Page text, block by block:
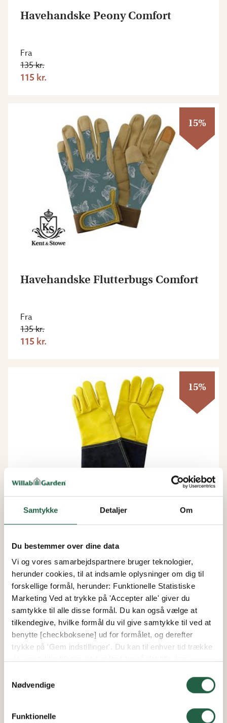
Samtykke Detaljer Om
Du bestemmer over dine data
Vi og vores samarbejdspartnere bruger teknologier,
herunder cookies, til at indsamle oplysninger om dig til
forskellige formål, herunder: Funktionelle Statistiske
Marketing Ved at trykke på 'Accepter alle' giver du
samtykke til alle disse formål. Du kan også vælge at
tilkendegive, hvilke formål du vil give samtykke til ved at
benytte [checkboksene] ud for formålet, og derefter
trykke på 'Gem indstillinger'. Du kan til enhver tid trække
mere om vores brug af cookies og andre teknologier,
Nødvendige
Funktionelle
Havehandske Peony Comfort
Fra
135 kr.
115 kr.
15%
Havehandske Flutterbugs Comfort
Fra
135 kr.
115 kr.
15%
Havehandske Gauntlet i læder,
herre
Fra
224 kr.
190 kr.